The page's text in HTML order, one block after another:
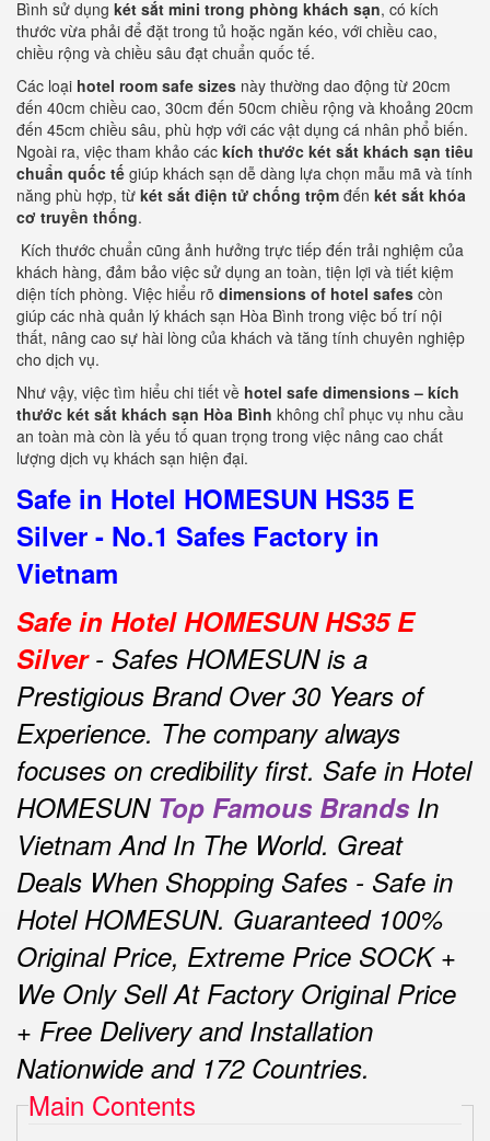
Bình sử dụng két sắt mini trong phòng khách sạn, có kích
thước vừa phải để đặt trong tủ hoặc ngăn kéo, với chiều cao,
chiều rộng và chiều sâu đạt chuẩn quốc tế.
Các loại hotel room safe sizes này thường dao động từ 20cm
đến 40cm chiều cao, 30cm đến 50cm chiều rộng và khoảng 20cm
đến 45cm chiều sâu, phù hợp với các vật dụng cá nhân phổ biến.
Ngoài ra, việc tham khảo các kích thước két sắt khách sạn tiêu
chuẩn quốc tế giúp khách sạn dễ dàng lựa chọn mẫu mã và tính
năng phù hợp, từ két sắt điện tử chống trộm đến két sắt khóa
cơ truyền thống.
Kích thước chuẩn cũng ảnh hưởng trực tiếp đến trải nghiệm của
khách hàng, đảm bảo việc sử dụng an toàn, tiện lợi và tiết kiệm
diện tích phòng. Việc hiểu rõ dimensions of hotel safes còn
giúp các nhà quản lý khách sạn Hòa Bình trong việc bố trí nội
thất, nâng cao sự hài lòng của khách và tăng tính chuyên nghiệp
cho dịch vụ.
Như vậy, việc tìm hiểu chi tiết về hotel safe dimensions – kích
thước két sắt khách sạn Hòa Bình không chỉ phục vụ nhu cầu
an toàn mà còn là yếu tố quan trọng trong việc nâng cao chất
lượng dịch vụ khách sạn hiện đại.
Safe in Hotel HOMESUN HS35 E
Silver - No.1 Safes Factory in
Vietnam
Safe in Hotel HOMESUN HS35 E
Silver- Safes HOMESUN is a
Prestigious Brand Over 30 Years of
Experience. The company always
focuses on credibility first. Safe in Hotel
HOMESUN Top Famous Brands In
Vietnam And In The World. Great
Deals When Shopping Safes - Safe in
Hotel HOMESUN. Guaranteed 100%
Original Price, Extreme Price SOCK +
We Only Sell At Factory Original Price
+ Free Delivery and Installation
Nationwide and 172 Countries.
Main Contents